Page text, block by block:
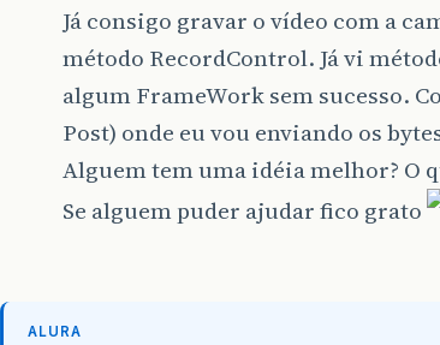
Já consigo gravar o vídeo com a
método RecordControl. Já vi
algum FrameWork sem sucesso.
Post) onde eu vou enviando os
Alguem tem uma idéia melhor? O
Se alguem puder ajudar fico grato
ALURA